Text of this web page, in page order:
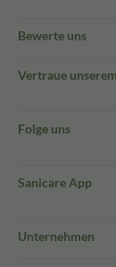
Bewerte uns
Vertraue
Folge uns
Sanicare App
Unternehmen